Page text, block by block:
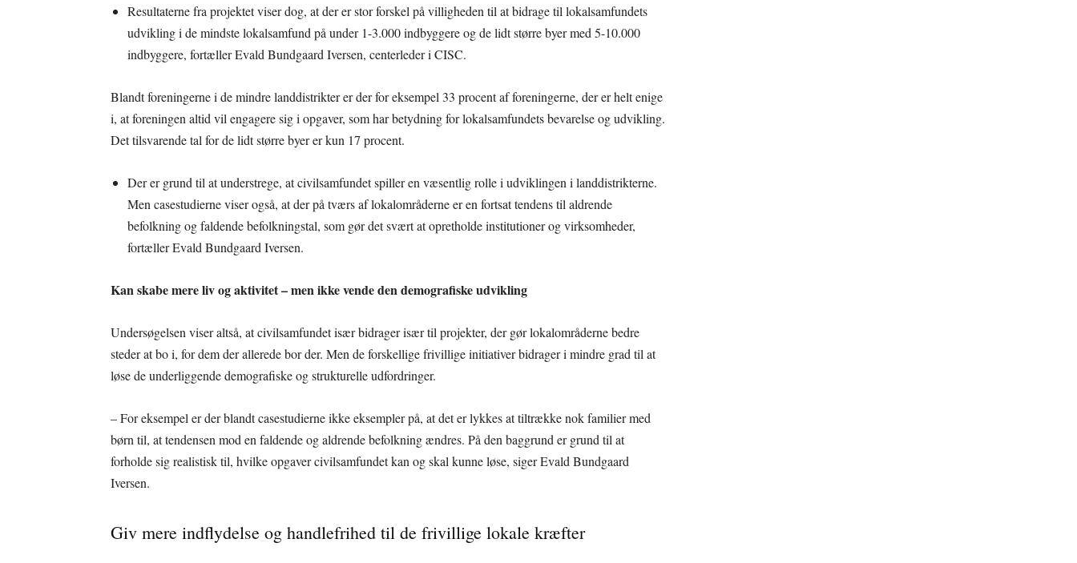
Resultaterne fra projektet viser dog, at der er stor forskel på villigheden til at bidrage til lokalsamfundets
udvikling i de mindste lokalsamfund på under 1-3.000 indbyggere og de lidt større byer med 5-10.000
indbyggere, fortæller Evald Bundgaard Iversen, centerleder i CISC.
Blandt foreningerne i de mindre landdistrikter er der for eksempel 33 procent af foreningerne, der er helt enige
i, at foreningen altid vil engagere sig i opgaver, som har betydning for lokalsamfundets bevarelse og udvikling.
Det tilsvarende tal for de lidt større byer er kun 17 procent.
Der er grund til at understrege, at civilsamfundet spiller en væsentlig rolle i udviklingen i landdistrikterne.
Men casestudierne viser også, at der på tværs af lokalområderne er en fortsat tendens til aldrende
befolkning og faldende befolkningstal, som gør det svært at opretholde institutioner og virksomheder,
fortæller Evald Bundgaard Iversen.
Kan skabe mere liv og aktivitet – men ikke vende den demografiske udvikling
Undersøgelsen viser altså, at civilsamfundet især bidrager især til projekter, der gør lokalområderne bedre
steder at bo i, for dem der allerede bor der. Men de forskellige frivillige initiativer bidrager i mindre grad til at
løse de underliggende demografiske og strukturelle udfordringer.
– For eksempel er der blandt casestudierne ikke eksempler på, at det er lykkes at tiltrække nok familier med
børn til, at tendensen mod en faldende og aldrende befolkning ændres. På den baggrund er grund til at
forholde sig realistisk til, hvilke opgaver civilsamfundet kan og skal kunne løse, siger Evald Bundgaard
Iversen.
Giv mere indflydelse og handlefrihed til de frivillige lokale kræfter